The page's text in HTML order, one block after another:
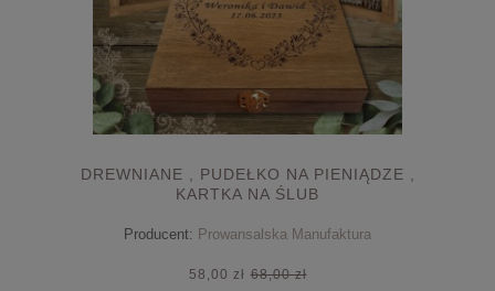
DREWNIANE , PUDEŁKO NA PIENIĄDZE ,
KARTKA NA ŚLUB
Producent: Prowansalska Manufaktura
58,00 zł 68,00 zł